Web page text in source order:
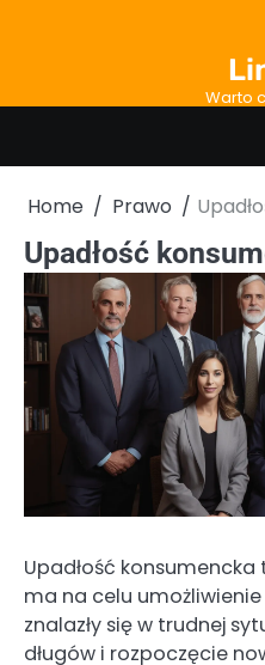
Warto
Home Prawo
Upadłość
Upadłość
ma na celu
znalazły się w trudnej
długów i rozpoczęcie